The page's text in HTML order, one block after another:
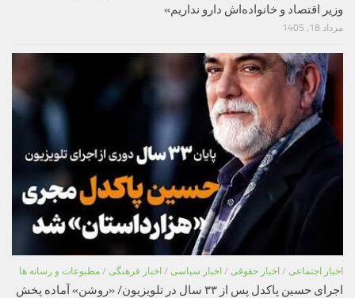
وزیر اقتصاد و خانواده‌اش دارو نداریم»
مرداد 18, 1405
اخبار اجتماعی / اخبار حقوقی / اخبار سیاسی / اخبار فرهنگی / مطبوعات و رسانه ها
اجرای حسین پاکدل پس از ۳۳ سال در تلویزیون/ «روشن» آماده پخش